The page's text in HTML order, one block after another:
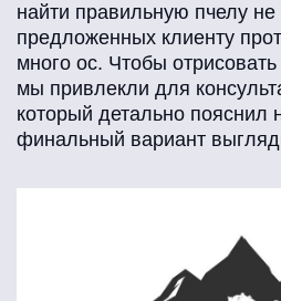
найти правильную пчелу не
предложенных клиенту
много ос. Чтобы
мы привлекли для
который детально пояснил
финальный вариант